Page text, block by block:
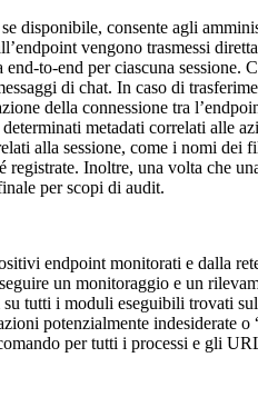
disponibile, consente agli
vengono trasmessi
to-end per ciascuna
di chat. In caso di
della connessione tra
metadati correlati alle
alla sessione, come i nomi
Inoltre, una volta che
per scopi di audit.
endpoint monitorati e dalla
un monitoraggio e un
tutti i moduli eseguibili trovati
potenzialmente indesiderate
per tutti i processi e gli